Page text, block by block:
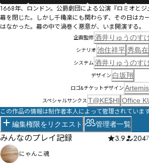
1668年、ロンドン。公爵劇団による公演『ロミオと
幕を閉じた。しかし千穐楽にも関わらず、その日はカ
はなかった。幕の中で渦巻く悪意が、いま開演する。
企画監修酒井りゅうのす
シナリオ 池住祥平 秀島在
システム酒井りゅうのす
デザイン 白坂翔
ロゴ&チケットデザイン
スペシャルサンクス T@KE$HI Office
この作品の情報は制作者本人によって管理されていま
編集権限をリクエスト 管理者一覧
みんなのプレイ記録 3.9 204
にゃんこ魂